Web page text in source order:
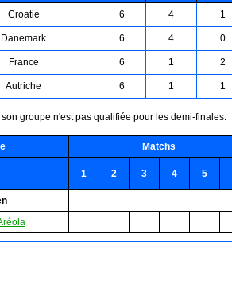
Croatie 6 4 1
Danemark 6 4 0
France 6 1 2
Autriche 6 1 1
groupe n'est pas qualifiée pour les demi-finales.
Matchs
1 2 3 4 5